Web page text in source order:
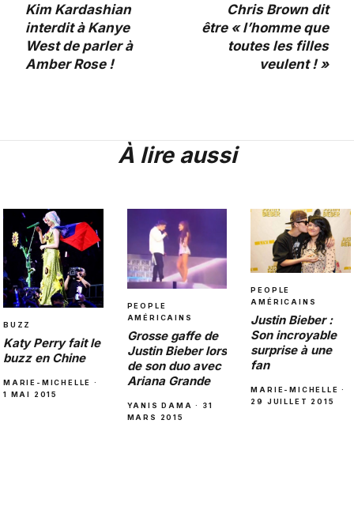
Kim Kardashian
interdit à Kanye
West de parler à
Amber Rose !
Chris Brown dit
être « l’homme que
toutes les filles
veulent ! »
À lire aussi
BUZZ
Katy Perry fait le
buzz en Chine
MARIE-MICHELLE ·
1 MAI 2015
PEOPLE
AMÉRICAINS
Grosse gaffe de
Justin Bieber lors
de son duo avec
Ariana Grande
YANIS DAMA · 31
MARS 2015
PEOPLE
AMÉRICAINS
Justin Bieber :
Son incroyable
surprise à une
fan
MARIE-MICHELLE ·
29 JUILLET 2015